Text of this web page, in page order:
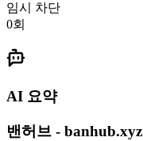
임시 차단
0회
AI 요약
밴허브 - banhub.xyz